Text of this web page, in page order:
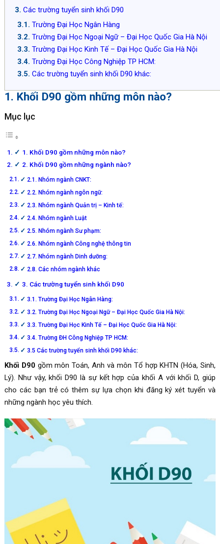
Các trường tuyển sinh khối D90
Trường Đại Học Ngân Hàng
Trường Đại Học Ngoại Ngữ – Đại Học Quốc Gia Hà Nội
Trường Đại Học Kinh Tế – Đại Học Quốc Gia Hà Nội
Trường Đại Học Công Nghiệp TP HCM:
Các trường tuyển sinh khối D90 khác:
1. Khối D90 gồm những môn nào?
Mục lục
1. Khối D90 gồm những môn nào?
2. Khối D90 gồm những ngành nào?
2.1. Nhóm ngành CNKT:
2.2. Nhóm ngành ngôn ngữ:
2.3. Nhóm ngành Quản trị – Kinh tế:
2.4. Nhóm ngành Luật
2.5. Nhóm ngành Sư phạm:
2.6. Nhóm ngành Công nghệ thông tin
2.7. Nhóm ngành Dinh dưỡng:
2.8. Các nhóm ngành khác
3. Các trường tuyển sinh khối D90
3.1. Trường Đại Học Ngân Hàng:
3.2. Trường Đại Học Ngoại Ngữ – Đại Học Quốc Gia Hà Nội:
3.3. Trường Đại Học Kinh Tế – Đại Học Quốc Gia Hà Nội:
3.4. Trường ĐH Công Nghiệp TP HCM:
3.5 Các trường tuyển sinh khối D90 khác:
Khối D90gồm môn Toán, Anh và môn Tổ hợp KHTN (Hóa, Sinh,
Lý). Như vậy, khối D90 là sự kết hợp của khối A với khối D, giúp
cho các bạn trẻ có thêm sự lựa chọn khi đăng ký xét tuyển và
những ngành học yêu thích.